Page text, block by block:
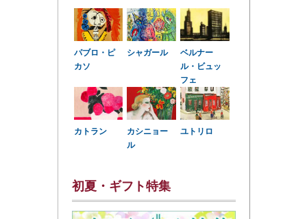
パブロ・ピ
カソ
シャガール
ベルナー
ル・ビュッ
フェ
カトラン
カシニョー
ル
ユトリロ
初夏・ギフト特集